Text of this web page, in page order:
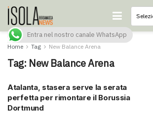
Home Tag New Balance Arena
Tag: New Balance Arena
Atalanta, stasera serve la serata
perfetta per rimontare il Borussia
Dortmund
Entra nel nostro canale WhatsApp